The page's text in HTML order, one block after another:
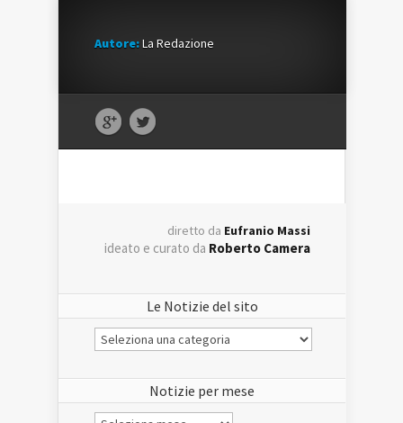
Autore:La Redazione
diretto da Eufranio Massi
ideato e curato da Roberto Camera
Le Notizie del sito
Le
Notizie
Notizie per mese
Notizie